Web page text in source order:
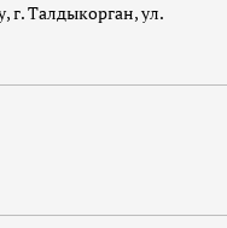
г. Талдыкорган, ул.